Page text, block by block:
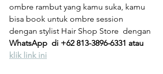
ombre rambut yang kamu suka, kamu
bisa book untuk ombre session
dengan stylist Hair Shop Store  dengan
WhatsApp  di +62 813-3896-6331 atau
klik link ini